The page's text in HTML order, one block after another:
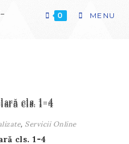
0 MENU
,Servicii Online
cls. 1-4